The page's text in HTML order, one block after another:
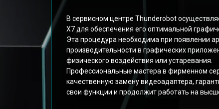
В сервисном центре Thunderobot
X7 для обеспечения его оптимальной
Эта процедура необходима при появлении
производительности в графических
физического воздействия или устаревания.
Профессиональные мастера в фирменном
качественную замену видеоадаптера,
свои функции и продолжит работать на